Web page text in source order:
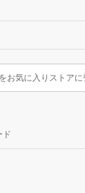
お気に入りストアに
ド